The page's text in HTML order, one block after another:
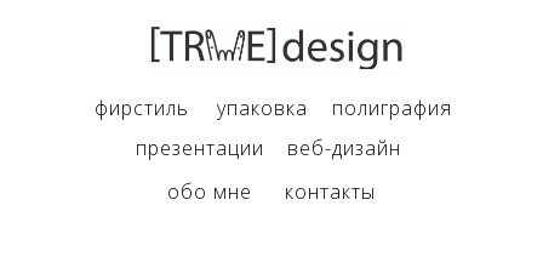
фирстиль
полиграфия
презентации
веб-дизайн
обо мне
контакты
упаковка